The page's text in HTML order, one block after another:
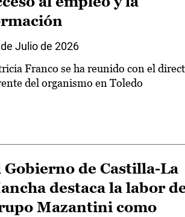
Julio de 2026
Franco se ha reunido con el
del organismo en Toledo
Gobierno de Castilla-La
destaca la labor
Mazantini como